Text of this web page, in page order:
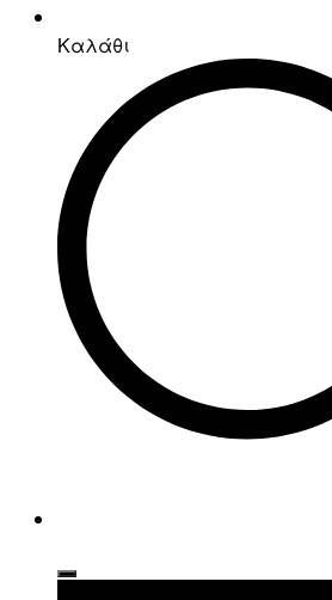
Καλάθι